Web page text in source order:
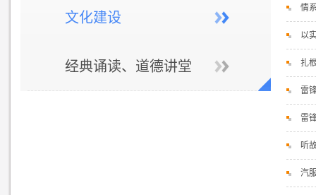
文化建设
经典诵读、道德讲堂
情
以
扎
雷
雷
听
汽